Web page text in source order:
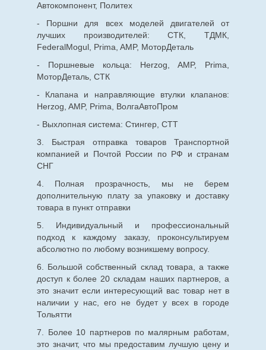
Автокомпонент, Политех
- Поршни для всех моделей двигателей от
лучших производителей: СТК, ТДМК,
FederalMogul, Prima, AMP, МоторДеталь
- Поршневые кольца: Herzog, AMP, Prima,
МоторДеталь, СТК
- Клапана и направляющие втулки клапанов:
Herzog, AMP, Prima, ВолгаАвтоПром
- Выхлопная система: Стингер, СТТ
3. Быстрая отправка товаров Транспортной
компанией и Почтой России по РФ и странам
СНГ
4. Полная прозрачность, мы не берем
дополнительную плату за упаковку и доставку
товара в пункт отправки
5. Индивидуальный и профессиональный
подход к каждому заказу, проконсультируем
абсолютно по любому возникшему вопросу.
6. Большой собственный склад товара, а также
доступ к более 20 складам наших партнеров, а
это значит если интересующий вас товар нет в
наличии у нас, его не будет у всех в городе
Тольятти
7. Более 10 партнеров по малярным работам,
это значит, что мы предоставим лучшую цену и